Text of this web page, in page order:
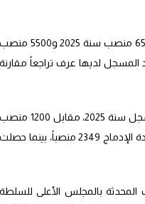
وجاءت وزارة الصحة والحماية الاجتماعية في المرتبة الثانية بـ8 آلاف منصب مالي، مقابل 6500 منصب سنة 2025 و5500 منصب
الوطني ثالثة بـ5500 منصب، رغم أن العدد المسجل لديها عرف تراجعاً مقارنة
كما خصص قانون المالية 2600 منصبا لوزارة الاقتصاد والمالية، وهو المستوى نفسه المسجل سنة 2025، مقابل 1200 منصب
فقط سنة 2023. وبلغ عدد المناصب المحدثة لفائدة المندوبية العامة لإدارة السجون وإعادة الإدماج 2349 منصباً، بينما حصلت
المحدثة بالمجلس الأعلى للسلطة